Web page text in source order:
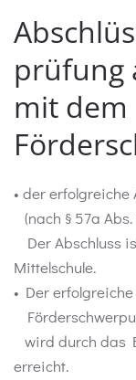
prüfung
mit dem
• der
(nach § 57a Abs.
Der Abschluss
Mittelschule.
• Der
wird durch das
erreicht.